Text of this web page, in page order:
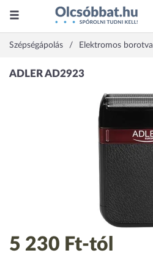
Szépségápolás Elektromos borotva
5 230 Ft-tól